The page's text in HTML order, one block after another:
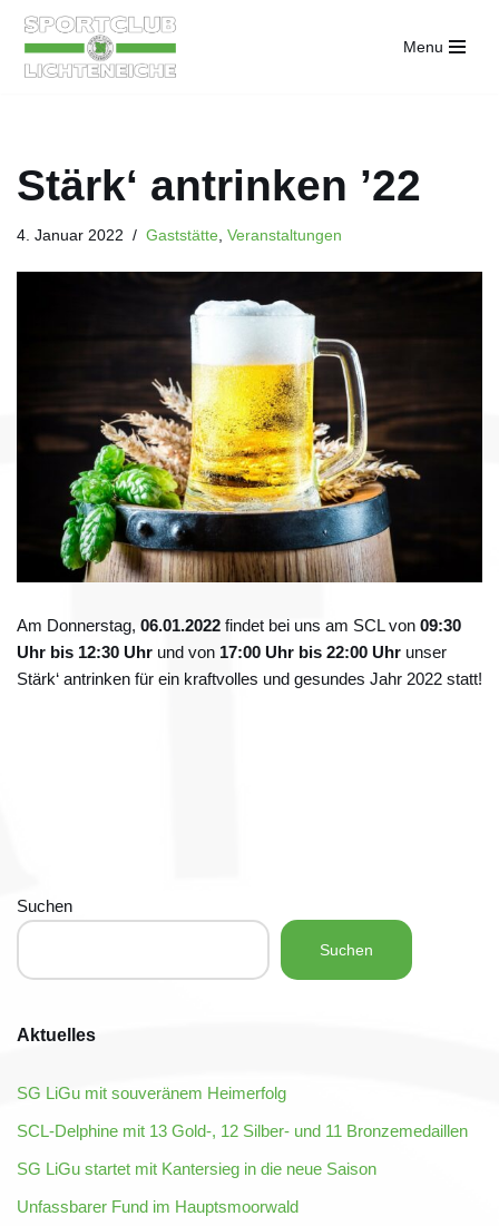
Zum
Menu
Stärk‘ antrinken ’22
4. Januar 2022 Gaststätte Veranstaltungen
Am Donnerstag, 06.01.2022 findet bei uns am SCL von 09:30
Uhr bis 12:30 Uhr und von 17:00 Uhr bis 22:00 Uhr unser
Stärk‘ antrinken für ein kraftvolles und gesundes Jahr 2022 statt!
Suchen
Suchen
Aktuelles
SG LiGu mit souveränem Heimerfolg
SCL-Delphine mit 13 Gold-, 12 Silber- und 11 Bronzemedaillen
SG LiGu startet mit Kantersieg in die neue Saison
Unfassbarer Fund im Hauptsmoorwald